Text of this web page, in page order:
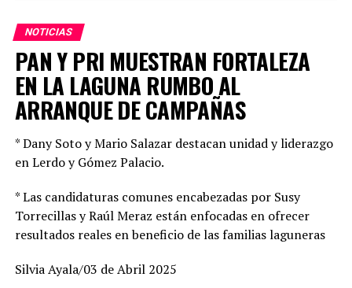
NOTICIAS
PAN Y PRI MUESTRAN FORTALEZA
EN LA LAGUNA RUMBO AL
ARRANQUE DE CAMPAÑAS
* Dany Soto y Mario Salazar destacan unidad y liderazgo
en Lerdo y Gómez Palacio.
* Las candidaturas comunes encabezadas por Susy
Torrecillas y Raúl Meraz están enfocadas en ofrecer
resultados reales en beneficio de las familias laguneras
Silvia Ayala/03 de Abril 2025